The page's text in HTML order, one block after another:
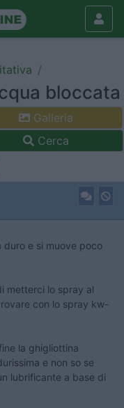
bloccata
Galleria
Cerca
e si muove poco
metterci lo spray al
con lo spray kw-
la ghigliottina
e non so se
lubrificante a base di